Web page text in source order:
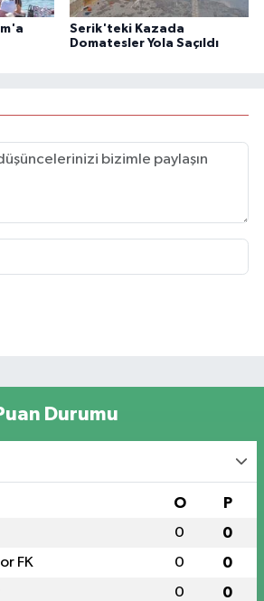
Serik'teki Kazada
Domatesler Yola Saçıldı
Durumu
O P
0 0
FK 0 0
0 0